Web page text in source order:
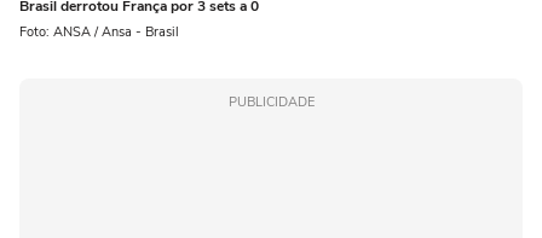
Brasil derrotou França por 3 sets a 0
Foto: ANSA / Ansa - Brasil
PUBLICIDADE